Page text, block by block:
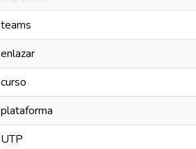
teams
enlazar
curso
plataforma
UTP